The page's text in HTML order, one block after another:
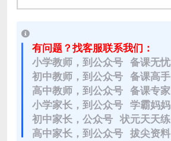
有问题？找客服联系我们：
小学教师，到公众号 备课无忧
初中教师，到公众号 备课高手
高中教师，到公众号 备课专家
小学家长，到公众号 学霸妈妈
初中家长，公众号 状元天天练
高中家长，到公众号 拔尖资料